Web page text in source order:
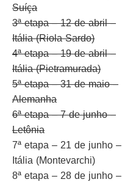
Suíça
3ª etapa – 12 de abril –
Itália (Riola Sardo)
4ª etapa – 19 de abril –
Itália (Pietramurada)
5ª etapa – 31 de maio –
Alemanha
6ª etapa – 7 de junho –
Letônia
7ª etapa – 21 de junho –
Itália (Montevarchi)
8ª etapa – 28 de junho –